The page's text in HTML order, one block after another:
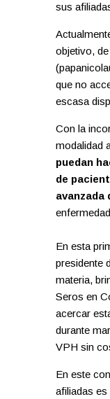
sus
objetivo,
que no
escasa
Con la
modalidad
puedan
de
avanzada
En esta
presidente
materia,
Seros en
acercar
durante
VPH sin
En este
afiliadas